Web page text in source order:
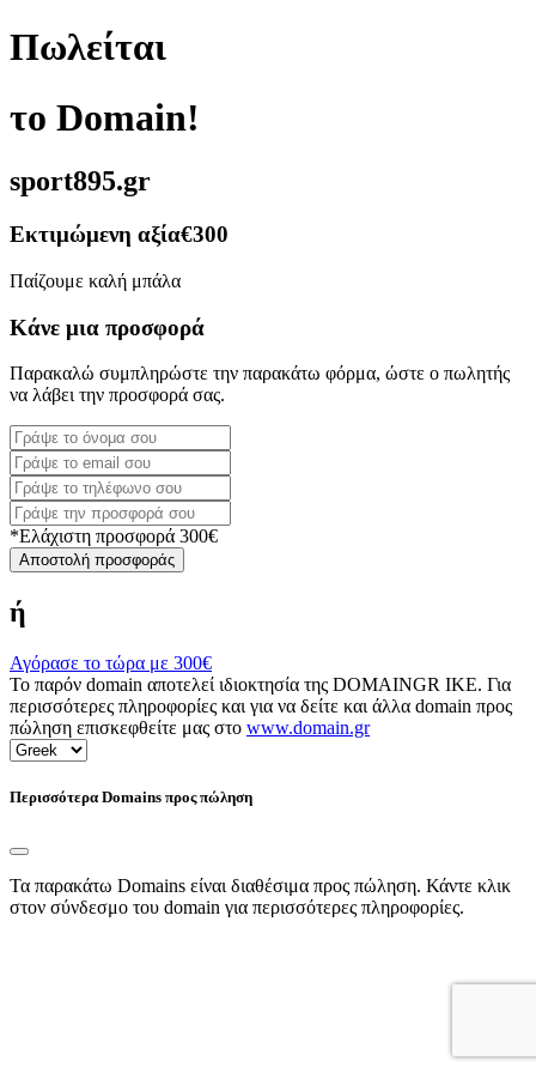
Πωλείται
το Domain!
sport895.gr
Εκτιμώμενη αξία€300
Παίζουμε καλή μπάλα
Κάνε μια προσφορά
Παρακαλώ συμπληρώστε την παρακάτω φόρμα, ώστε ο πωλητής
να λάβει την προσφορά σας.
*Ελάχιστη προσφορά 300€
Αποστολή προσφοράς
ή
Αγόρασε το τώρα με 300€
Το παρόν domain αποτελεί ιδιοκτησία της DOMAINGR ΙΚΕ. Για
περισσότερες πληροφορίες και για να δείτε και άλλα domain προς
πώληση επισκεφθείτε μας στο www.domain.gr
Περισσότερα Domains προς πώληση
Τα παρακάτω Domains είναι διαθέσιμα προς πώληση. Κάντε κλικ
στον σύνδεσμο του domain για περισσότερες πληροφορίες.